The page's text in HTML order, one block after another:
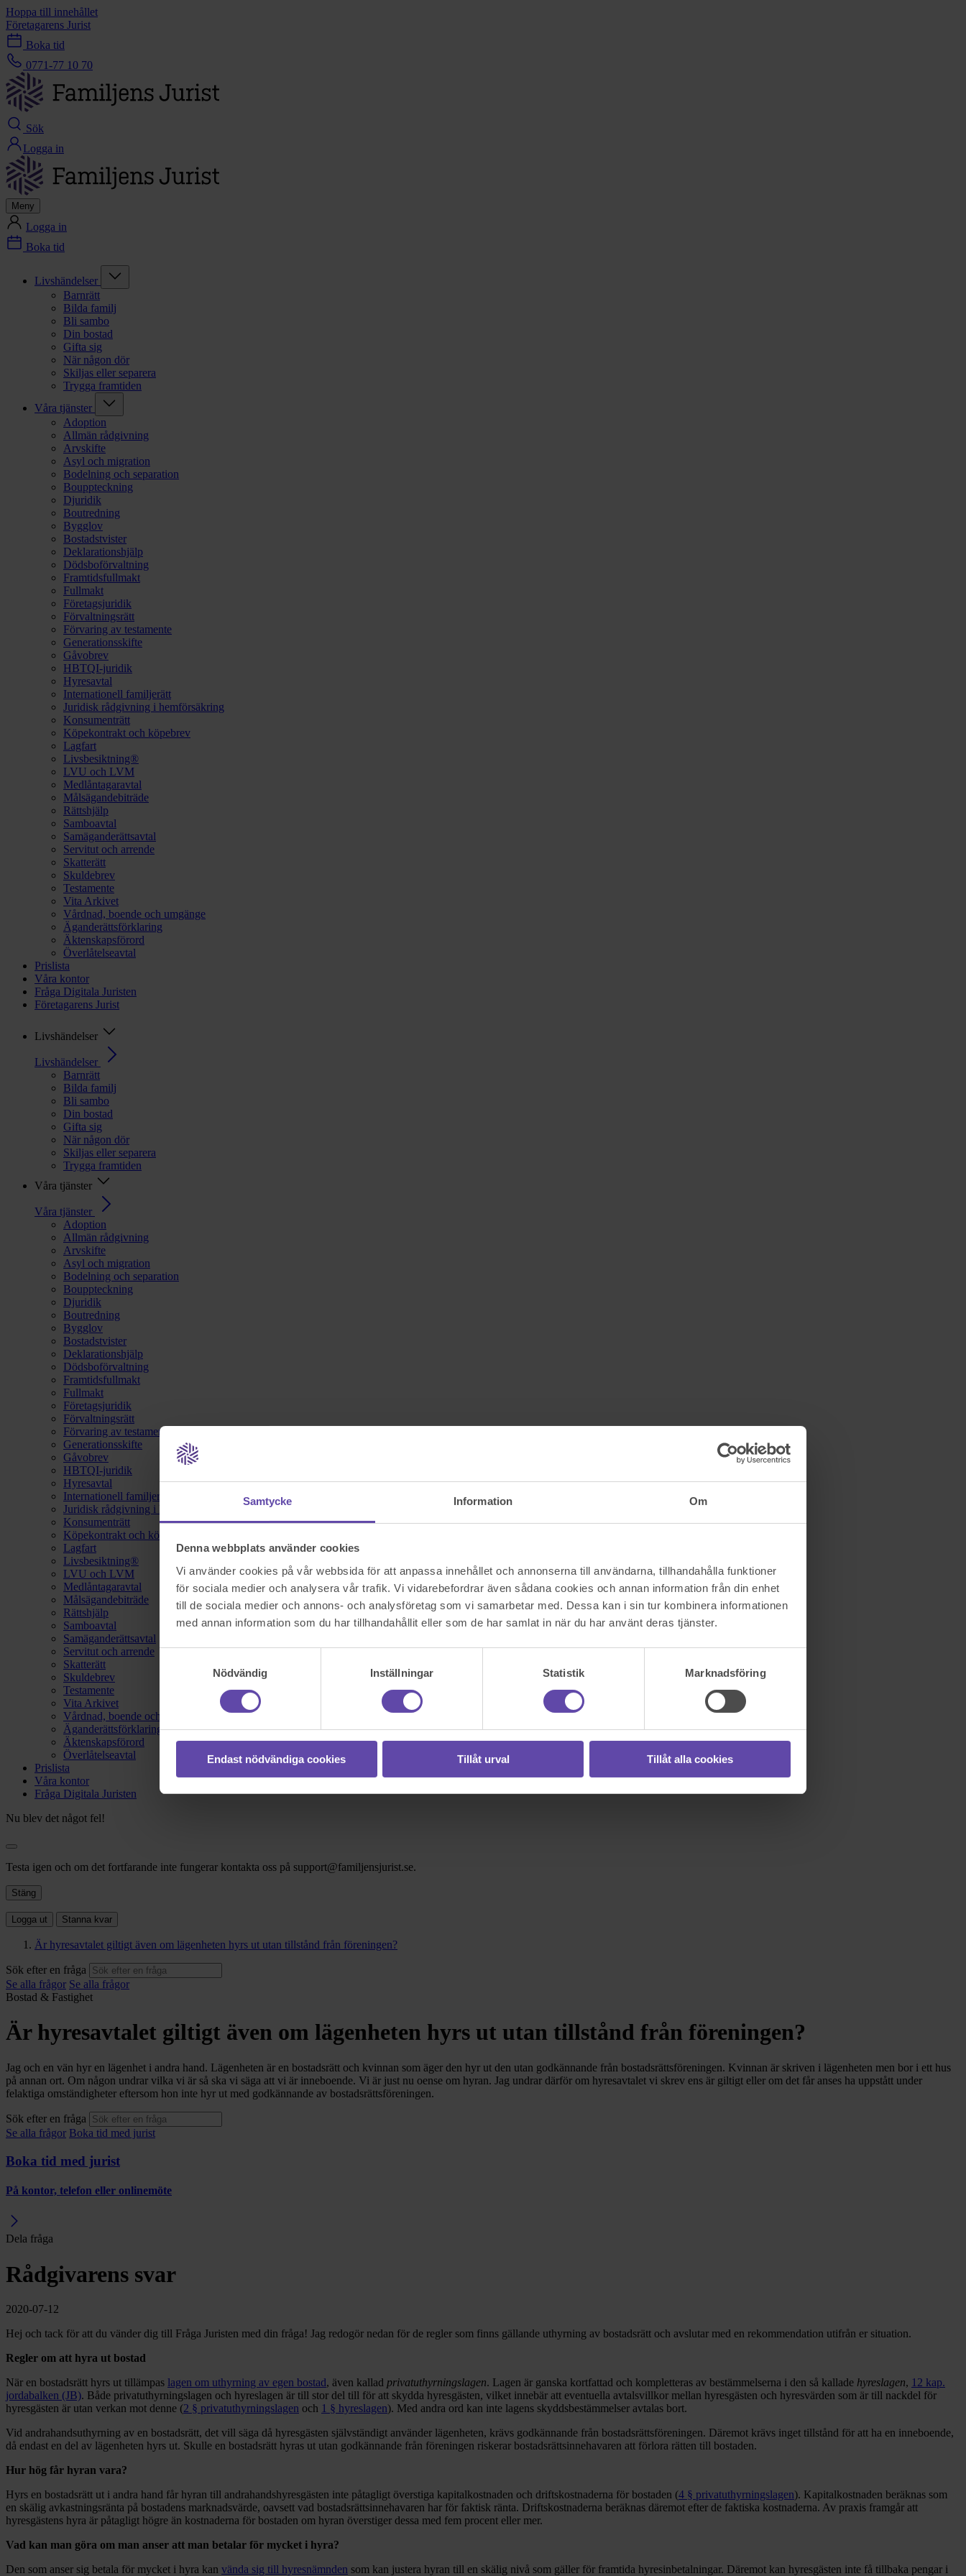
Samtycke Information Om
Denna webbplats använder cookies
Vi använder cookies på vår webbsida för att anpassa innehållet och annonserna till användarna, tillhandahålla funktioner
för sociala medier och analysera vår trafik. Vi vidarebefordrar även sådana cookies och annan information från din enhet
till de sociala medier och annons- och analysföretag som vi samarbetar med. Dessa kan i sin tur kombinera informationen
med annan information som du har tillhandahållit eller som de har samlat in när du har använt deras tjänster.
Nödvändig
Inställningar Statistik Marknadsföring
Endast nödvändiga cookies Tillåt urval Tillåt alla cookies
Hoppa till innehållet
Företagarens Jurist
Boka tid
0771-77 10 70
Sök
Logga in
Meny
Logga in
Boka tid
Livshändelser
Barnrätt
Bilda familj
Bli sambo
Din bostad
Gifta sig
När någon dör
Skiljas eller separera
Trygga framtiden
Våra tjänster
Adoption
Allmän rådgivning
Arvskifte
Asyl och migration
Bodelning och separation
Bouppteckning
Djuridik
Boutredning
Bygglov
Bostadstvister
Deklarationshjälp
Dödsboförvaltning
Framtidsfullmakt
Fullmakt
Företagsjuridik
Förvaltningsrätt
Förvaring av testamente
Generationsskifte
Gåvobrev
HBTQI-juridik
Hyresavtal
Internationell familjerätt
Juridisk rådgivning i hemförsäkring
Konsumenträtt
Köpekontrakt och köpebrev
Lagfart
Livsbesiktning®
LVU och LVM
Medlåntagaravtal
Målsägandebiträde
Rättshjälp
Samboavtal
Samäganderättsavtal
Servitut och arrende
Skatterätt
Skuldebrev
Testamente
Vita Arkivet
Vårdnad, boende och umgänge
Äganderättsförklaring
Äktenskapsförord
Överlåtelseavtal
Prislista
Våra kontor
Fråga Digitala Juristen
Företagarens Jurist
Livshändelser
Livshändelser
Barnrätt
Bilda familj
Bli sambo
Din bostad
Gifta sig
När någon dör
Skiljas eller separera
Trygga framtiden
Våra tjänster
Våra tjänster
Adoption
Allmän rådgivning
Arvskifte
Asyl och migration
Bodelning och separation
Bouppteckning
Djuridik
Boutredning
Bygglov
Bostadstvister
Deklarationshjälp
Dödsboförvaltning
Framtidsfullmakt
Fullmakt
Företagsjuridik
Förvaltningsrätt
Förvaring av testamente
Generationsskifte
Gåvobrev
HBTQI-juridik
Hyresavtal
Internationell familjerätt
Juridisk rådgivning i hemförsäkring
Konsumenträtt
Köpekontrakt och köpebrev
Lagfart
Livsbesiktning®
LVU och LVM
Medlåntagaravtal
Målsägandebiträde
Rättshjälp
Samboavtal
Samäganderättsavtal
Servitut och arrende
Skatterätt
Skuldebrev
Testamente
Vita Arkivet
Vårdnad, boende och umgänge
Äganderättsförklaring
Äktenskapsförord
Överlåtelseavtal
Prislista
Våra kontor
Fråga Digitala Juristen
Nu blev det något fel!
Testa igen och om det fortfarande inte fungerar kontakta oss på support@familjensjurist.se.
Stäng
Logga ut Stanna kvar
Är hyresavtalet giltigt även om lägenheten hyrs ut utan tillstånd från föreningen?
Sök efter en fråga
Se alla frågor Se alla frågor
Bostad & Fastighet
Är hyresavtalet giltigt även om lägenheten hyrs ut utan tillstånd från föreningen?
Jag och en vän hyr en lägenhet i andra hand. Lägenheten är en bostadsrätt och kvinnan som äger den hyr ut den utan godkännande från bostadsrättsföreningen. Kvinnan är skriven i lägenheten men bor i ett hus
på annan ort. Om någon undrar vilka vi är så ska vi säga att vi är inneboende. Vi är just nu oense om hyran. Jag undrar därför om hyresavtalet vi skrev ens är giltigt eller om det får anses ha uppstått under
felaktiga omständigheter eftersom hon inte hyr ut med godkännande av bostadsrättsföreningen.
Sök efter en fråga
Se alla frågor Boka tid med jurist
Boka tid med jurist
På kontor, telefon eller onlinemöte
Dela fråga
Rådgivarens svar
2020-07-12
Hej och tack för att du vänder dig till Fråga Juristen med din fråga! Jag redogör nedan för de regler som finns gällande uthyrning av bostadsrätt och avslutar med en rekommendation utifrån er situation.
Regler om att hyra ut bostad
När en bostadsrätt hyrs ut tillämpas lagen om uthyrning av egen bostad, även kallad privatuthyrningslagen. Lagen är ganska kortfattad och kompletteras av bestämmelserna i den så kallade hyreslagen, 12 kap.
jordabalken (JB). Både privatuthyrningslagen och hyreslagen är till stor del till för att skydda hyresgästen, vilket innebär att eventuella avtalsvillkor mellan hyresgästen och hyresvärden som är till nackdel för
hyresgästen är utan verkan mot denne (2 § privatuthyrningslagen och 1 § hyreslagen). Med andra ord kan inte lagens skyddsbestämmelser avtalas bort.
Vid andrahandsuthyrning av en bostadsrätt, det vill säga då hyresgästen självständigt använder lägenheten, krävs godkännande från bostadsrättsföreningen. Däremot krävs inget tillstånd för att ha en inneboende,
då endast en del av lägenheten hyrs ut. Skulle en bostadsrätt hyras ut utan godkännande från föreningen riskerar bostadsrättsinnehavaren att förlora rätten till bostaden.
Hur hög får hyran vara?
Hyrs en bostadsrätt ut i andra hand får hyran till andrahandshyresgästen inte påtagligt överstiga kapitalkostnaden och driftskostnaderna för bostaden (4 § privatuthyrningslagen). Kapitalkostnaden beräknas som
en skälig avkastningsränta på bostadens marknadsvärde, oavsett vad bostadsrättsinnehavaren har för faktisk ränta. Driftskostnaderna beräknas däremot efter de faktiska kostnaderna. Av praxis framgår att
hyresgästens hyra är påtagligt högre än kostnaderna för bostaden om hyran överstiger dessa med fem procent eller mer.
Vad kan man göra om man anser att man betalar för mycket i hyra?
Den som anser sig betala för mycket i hyra kan vända sig till hyresnämnden som kan justera hyran till en skälig nivå som gäller för framtida hyresinbetalningar. Däremot kan hyresgästen inte få tillbaka pengar i